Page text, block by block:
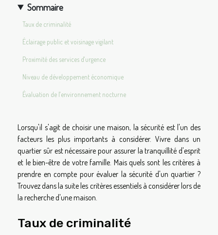
Sommaire
Taux de criminalité
Éclairage public et voisinage vigilant
Proximité des services d'urgence
Niveau de développement économique
Évaluation de l'environnement nocturne
Lorsqu'il s'agit de choisir une maison, la sécurité est l'un des
facteurs les plus importants à considérer. Vivre dans un
quartier sûr est nécessaire pour assurer la tranquillité d'esprit
et le bien-être de votre famille. Mais quels sont les critères à
prendre en compte pour évaluer la sécurité d'un quartier ?
Trouvez dans la suite les critères essentiels à considérer lors de
la recherche d'une maison.
Taux de criminalité